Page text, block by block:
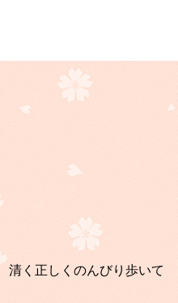
清く正しくのんびり歩いて